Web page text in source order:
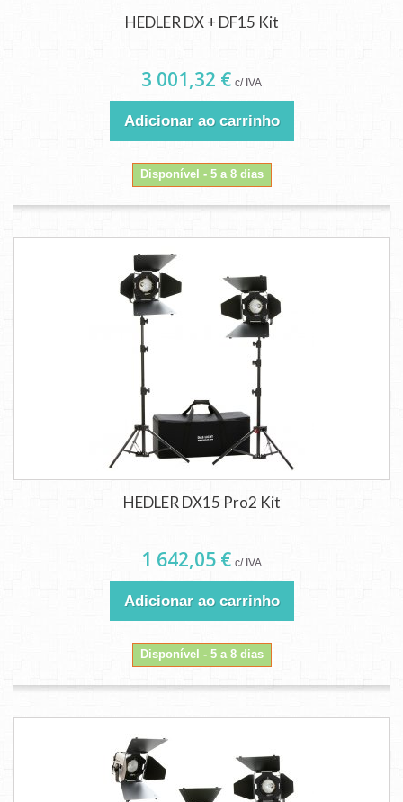
HEDLER DX + DF15 Kit
3 001,32 € c/ IVA
Adicionar ao carrinho
Disponível - 5 a 8 dias
HEDLER DX15 Pro2 Kit
1 642,05 € c/ IVA
Adicionar ao carrinho
Disponível - 5 a 8 dias